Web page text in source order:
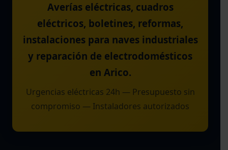
Averías eléctricas, cuadros
eléctricos, boletines, reformas,
instalaciones para naves industriales
y reparación de electrodomésticos
en Arico.
Urgencias eléctricas 24h — Presupuesto sin
compromiso — Instaladores autorizados